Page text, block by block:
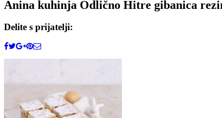
Anina kuhinja Odlično Hitre gibanica
Delite s prijatelji: